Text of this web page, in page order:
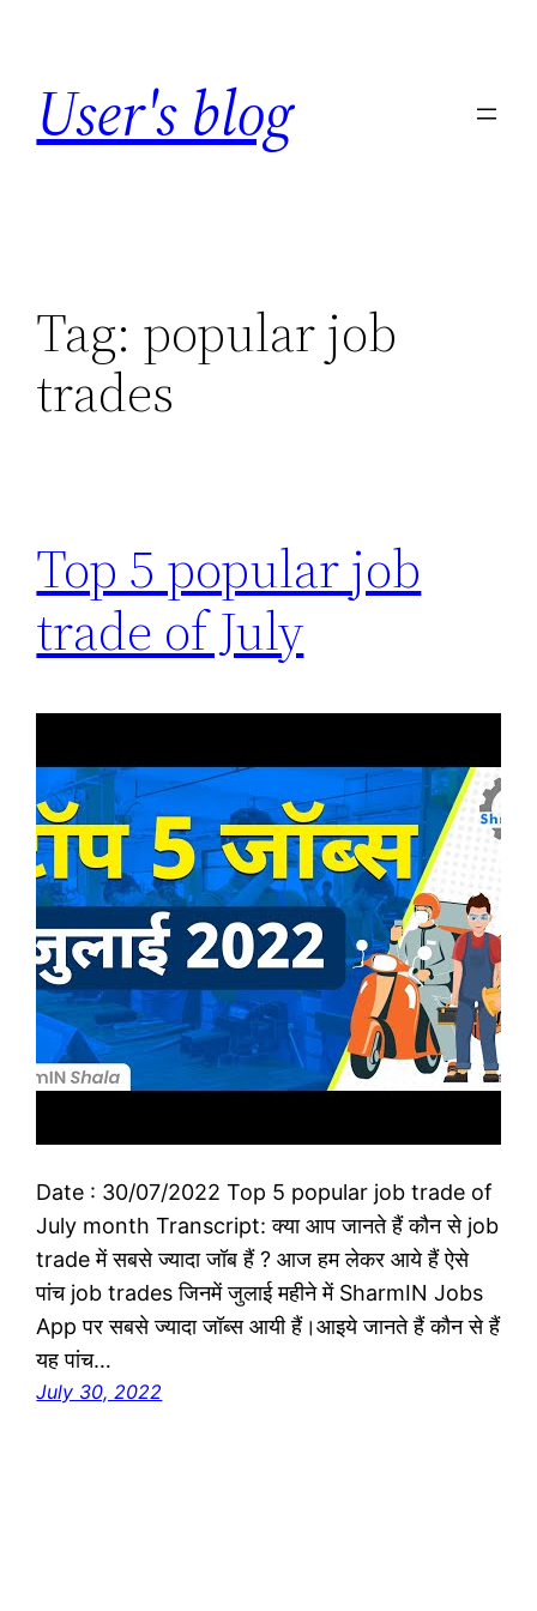
content
User's blog
Tag: popular job
trades
Top 5 popular job
trade of July
Date : 30/07/2022 Top 5 popular job trade of
July month Transcript: क्या आप जानते हैं कौन से job
trade में सबसे ज्यादा जॉब हैं ? आज हम लेकर आये हैं ऐसे
पांच job trades जिनमें जुलाई महीने में SharmIN Jobs
App पर सबसे ज्यादा जॉब्स आयी हैं।आइये जानते हैं कौन से हैं
यह पांच…
July 30, 2022